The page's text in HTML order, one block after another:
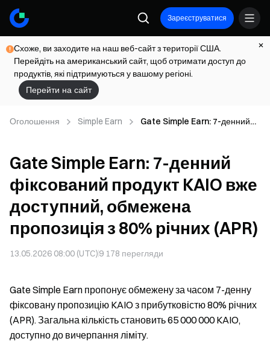
Зареєструватися
Схоже, ви заходите на наш веб-сайт з території США.
Перейдіть на американський сайт, щоб отримати доступ до
продуктів, які підтримуються у вашому регіоні.
Перейти на сайт
Оголошення Simple Earn
Gate Simple Earn: 7-денний
пропозиція з 80% річних (APR)
Gate Simple Earn: 7-денний
фіксований продукт KAIO вже
доступний, обмежена
пропозиція з 80% річних (APR)
13.05.2026 08:00 (UTC)9 178 перегляди
Gate Simple Earn пропонує обмежену за часом 7-денну
фіксовану пропозицію KAIO з прибутковістю 80% річних
(APR). Загальна кількість становить 65 000 000 KAIO,
доступно до вичерпання ліміту.